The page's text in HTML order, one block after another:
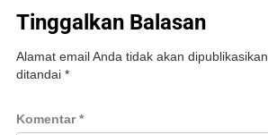
Tinggalkan Balasan
Alamat email Anda tidak akan dipublikasikan.
ditandai *
Komentar*